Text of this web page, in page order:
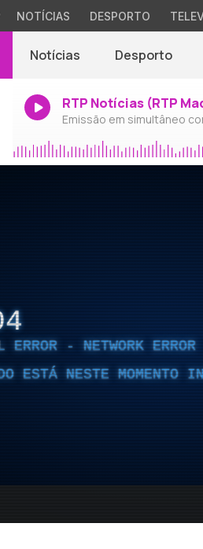
NOTÍCIAS DESPORTO
Notícias Desporto
RTP Notícias (RTP
Emissão em simultâneo
- NETWORK ERROR
ESTÁ NESTE MOMENTO